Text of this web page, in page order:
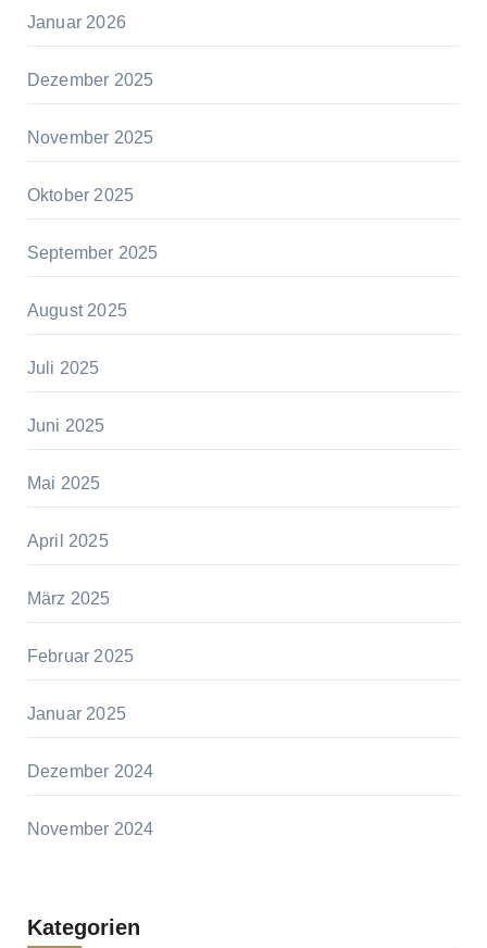
Januar 2026
Dezember 2025
November 2025
Oktober 2025
September 2025
August 2025
Juli 2025
Juni 2025
Mai 2025
April 2025
März 2025
Februar 2025
Januar 2025
Dezember 2024
November 2024
Kategorien